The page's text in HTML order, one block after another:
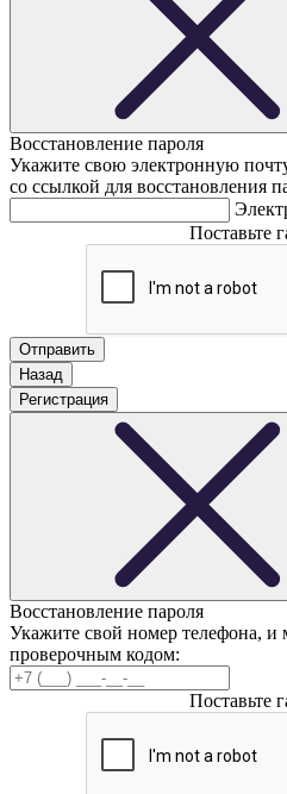
Восстановление пароля
Укажите свою электронную
со ссылкой для восстановления
Поставьте
Назад
Регистрация
Восстановление пароля
Укажите свой номер телефона,
проверочным кодом:
Поставьте